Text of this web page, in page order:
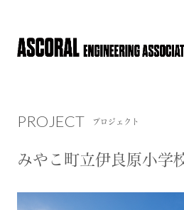
NEWS ニュース
COMPANY 会社概要
RECRUIT 採用情報
PROJECT プロジェクト
みやこ町立伊良原小学